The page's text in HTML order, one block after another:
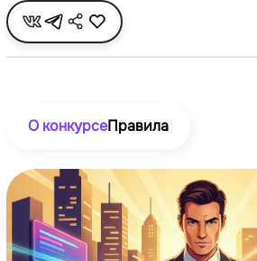
О конкурсеПравила